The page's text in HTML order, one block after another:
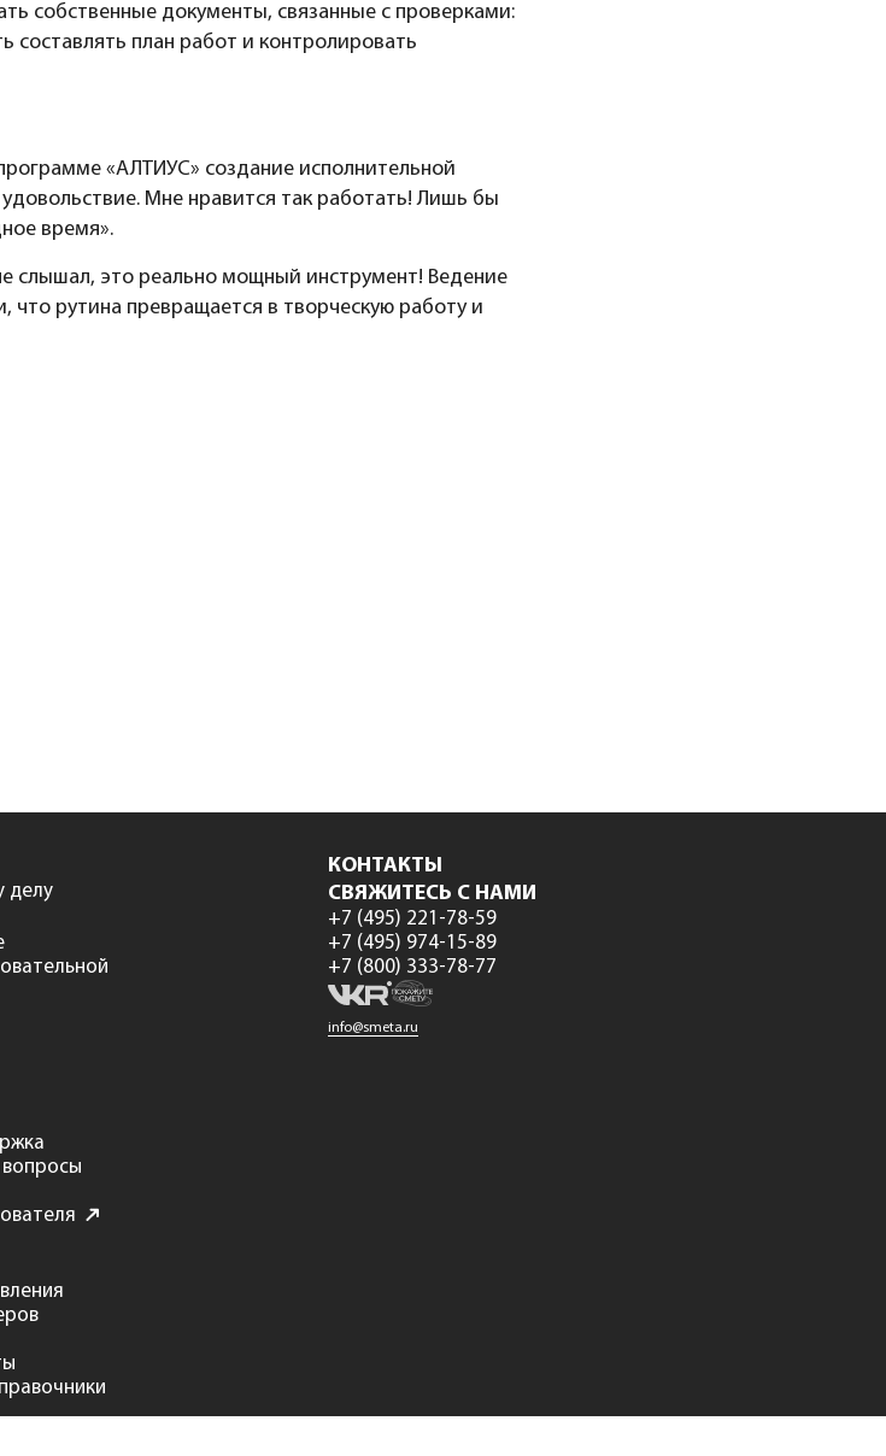
собственные документы, связанные с проверками:
составлять план работ и контролировать
«АЛТИУС» создание исполнительной
Мне нравится так работать! Лишь бы
время».
слышал, это реально мощный инструмент! Ведение
рутина превращается в творческую работу и
делу
КОНТАКТЫ
СВЯЖИТЕСЬ С НАМИ
+7 (495) 221-78-59
+7 (495) 974-15-89
+7 (800) 333-78-77
info@smeta.ru